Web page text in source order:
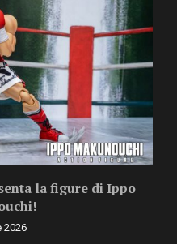
la figure di Ippo
2026